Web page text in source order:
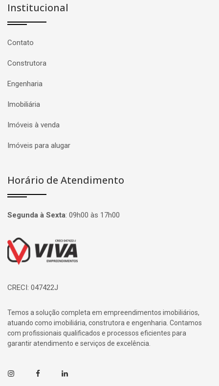
Institucional
Contato
Construtora
Engenharia
Imobiliária
Imóveis à venda
Imóveis para alugar
Horário de Atendimento
Segunda à Sexta: 09h00 às 17h00
Página inicial
CRECI: 047422J
Temos a solução completa em empreendimentos imobiliários,
atuando como imobiliária, construtora e engenharia. Contamos
com profissionais qualificados e processos eficientes para
garantir atendimento e serviços de excelência.
InstagramFacebookLinkedin